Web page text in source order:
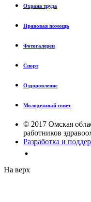
Охрана труда
Правовая помощь
Фотогалереи
Спорт
Оздоровление
Молодежный совет
© 2017 Омская
работников
Разработка и
На верх